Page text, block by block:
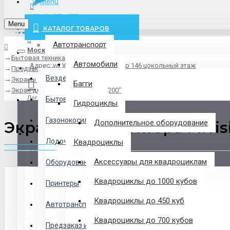
info@pxlt.ru
Москва
Адрес: ул.Угрешская дом 2, стр 146 цокольный этаж
Везде
Везде
Бытовая техника
Газонокосилки
Лодочные Моторы
Оборудование
Принтеры
Автотранспорт
Предзаказ из Китая
Логин
Регистрация
Закладки
0 товар(ов) - 0 р.
КАТАЛОГ ТОВАРОВ
Автотранспорт
Автомобили
Багги
Гидроциклы
Дополнительное оборудование
Квадроциклы
Аксессуары для квадроциклам
Квадроциклы до 1000 кубов
Квадроциклы до 450 куб
Квадроциклы до 700 кубов
Menu
Бытовая техника
Предзаказ из Китая
Экраны для проекторов
Экран для проектора Mivision 200"
Экран для проектора